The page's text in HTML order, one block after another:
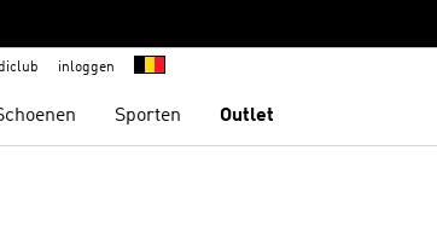
inloggen
Sporten Outlet